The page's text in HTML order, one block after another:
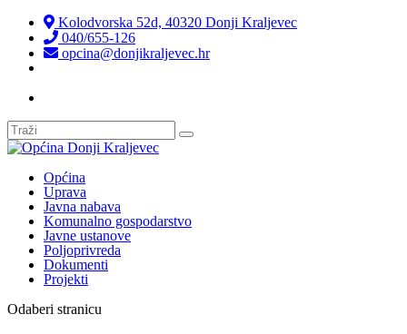
Kolodvorska 52d, 40320 Donji Kraljevec
040/655-126
opcina@donjikraljevec.hr
Općina
Uprava
Javna nabava
Komunalno gospodarstvo
Javne ustanove
Poljoprivreda
Dokumenti
Projekti
Odaberi stranicu